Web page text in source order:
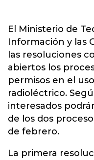
El Ministerio de
Información y las
las resoluciones
abiertos los
permisos en el
radioléctrico.
interesados
de los dos
de febrero.
La primera